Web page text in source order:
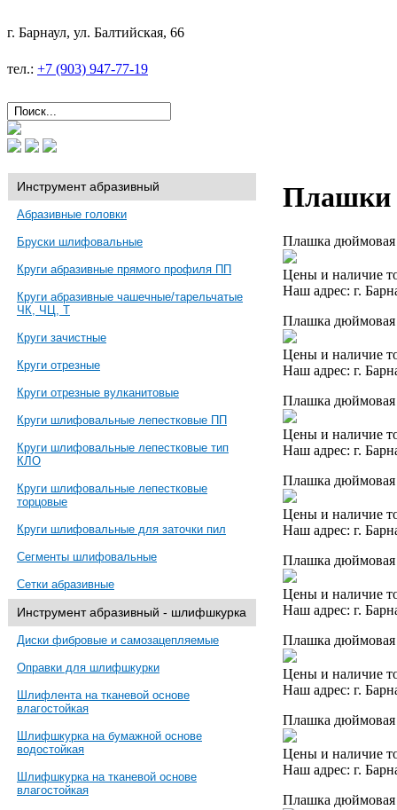
г. Барнаул, ул. Балтийская, 66
тел.: +7 (903) 947-77-19
Инструмент абразивный
Абразивные головки
Бруски шлифовальные
Круги абразивные прямого профиля ПП
Круги абразивные чашечные/тарельчатые
ЧК, ЧЦ, Т
Круги зачистные
Круги отрезные
Круги отрезные вулканитовые
Круги шлифовальные лепестковые ПП
Круги шлифовальные лепестковые тип
КЛО
Круги шлифовальные лепестковые
торцовые
Круги шлифовальные для заточки пил
Сегменты шлифовальные
Сетки абразивные
Инструмент абразивный - шлифшкурка
Диски фибровые и самозацепляемые
Оправки для шлифшкурки
Шлифлента на тканевой основе
влагостойкая
Шлифшкурка на бумажной основе
водостойкая
Шлифшкурка на тканевой основе
влагостойкая
Плашки
Плашка
Цены и наличие
Наш адрес: г.
Плашка
Цены и наличие
Наш адрес: г.
Плашка
Цены и наличие
Наш адрес: г.
Плашка
Цены и наличие
Наш адрес: г.
Плашка
Цены и наличие
Наш адрес: г.
Плашка
Цены и наличие
Наш адрес: г.
Плашка
Цены и наличие
Наш адрес: г.
Плашка